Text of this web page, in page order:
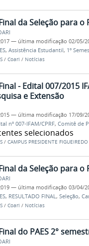
da Seleção para o
— última modificação 02/05/
, Assistência Estudantil, 1º
/ Coari / Notícias
- Edital 007/2015
e Extensão
— última modificação 17/09/
nº 007-IFAM/CPRF, Comitê de
selecionados
/ CAMPUS PRESIDENTE FIGUEIREDO
da Seleção para o
— última modificação 03/04/
, RESULTADO FINAL , Seleção,
/ Coari / Notícias
do PAES 2°